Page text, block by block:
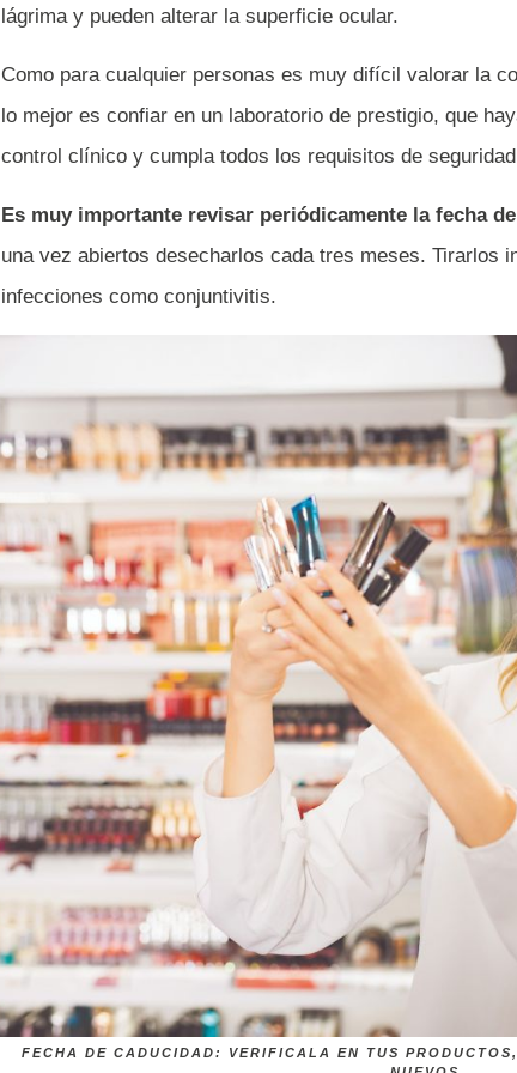
lágrima y pueden alterar la superficie ocular.
Como para cualquier personas es muy difícil valorar la
lo mejor es confiar en un laboratorio de prestigio, que
control clínico y cumpla todos los requisitos de
Es muy importante revisar periódicamente la fecha
una vez abiertos desecharlos cada tres meses. Tirarlos
infecciones como conjuntivitis.
FECHA DE CADUCIDAD: VERIFICALA EN TUS